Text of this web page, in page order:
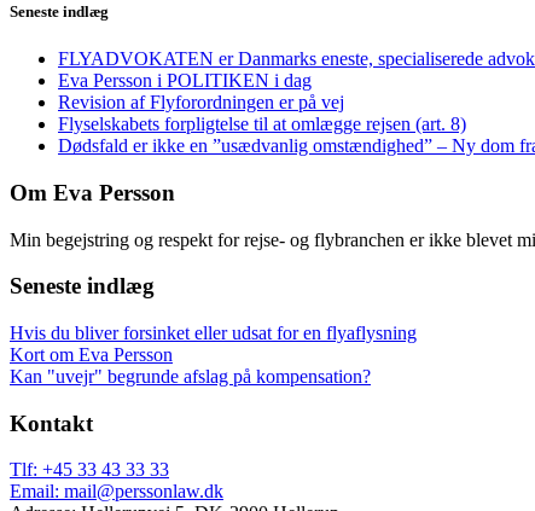
Seneste indlæg
FLYADVOKATEN er Danmarks eneste, specialiserede
Eva Persson i POLITIKEN i dag
Revision af Flyforordningen er på vej
Flyselskabets forpligtelse til at omlægge rejsen (art. 8)
Dødsfald er ikke en ”usædvanlig omstændighed” – Ny dom
Om Eva Persson
Min begejstring og respekt for rejse- og flybranchen er ikke blevet
Seneste indlæg
Hvis du bliver forsinket eller udsat for en flyaflysning
Kort om Eva Persson
Kan "uvejr" begrunde afslag på kompensation?
Kontakt
Tlf: +45 33 43 33 33
Email: mail@perssonlaw.dk